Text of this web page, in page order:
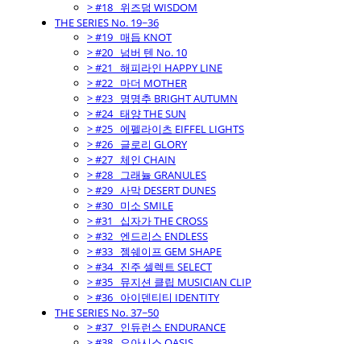
> #18_ 위즈덤 WISDOM
THE SERIES No. 19~36
> #19_ 매듭 KNOT
> #20_ 넘버 텐 No. 10
> #21_ 해피라인 HAPPY LINE
> #22_ 마더 MOTHER
> #23_ 명명추 BRIGHT AUTUMN
> #24_ 태양 THE SUN
> #25_ 에펠라이츠 EIFFEL LIGHTS
> #26_ 글로리 GLORY
> #27_ 체인 CHAIN
> #28_ 그래뉼 GRANULES
> #29_ 사막 DESERT DUNES
> #30_ 미소 SMILE
> #31_ 십자가 THE CROSS
> #32_ 엔드리스 ENDLESS
> #33_ 젬쉐이프 GEM SHAPE
> #34_ 진주 셀렉트 SELECT
> #35_ 뮤지션 클립 MUSICIAN CLIP
> #36_ 아이덴티티 IDENTITY
THE SERIES No. 37~50
> #37_ 인듀런스 ENDURANCE